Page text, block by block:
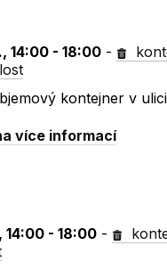
14:00 - 18:00 -
kontejner v
více informací
14:00 - 18:00 -